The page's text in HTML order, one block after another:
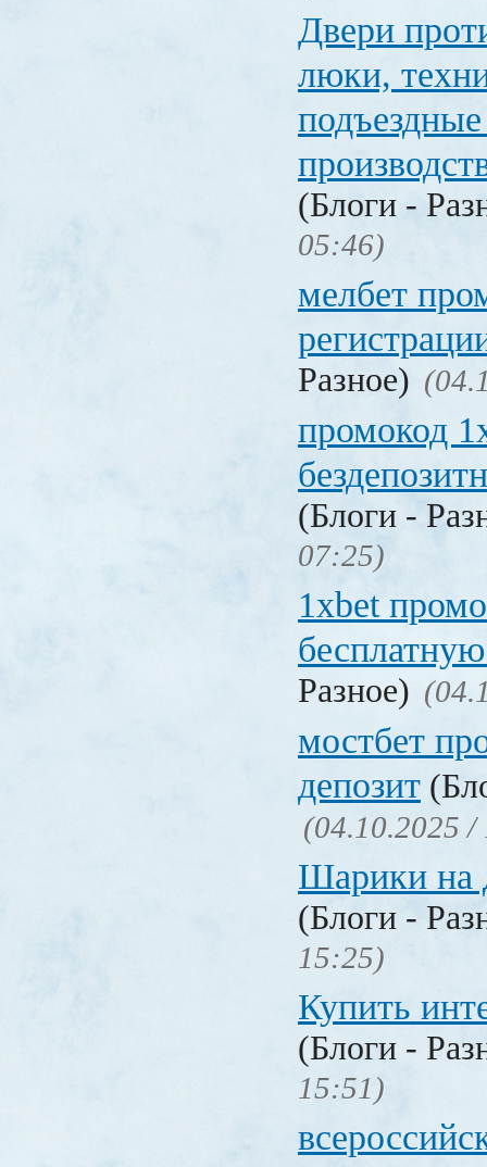
Двери
люки,
(Блоги -
05:46)
мелбет
Разное)
промокод
(Блоги -
07:25)
1xbet
Разное)
мостбет
депозит
(04.10.2025 /
Шарики на
(Блоги -
15:25)
Купить
(Блоги -
15:51)